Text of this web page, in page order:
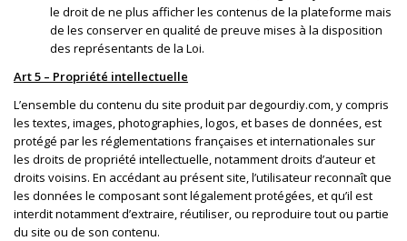
le droit de ne plus afficher les contenus de la plateforme mais
de les conserver en qualité de preuve mises à la disposition
des représentants de la Loi.
Art 5 – Propriété intellectuelle
L’ensemble du contenu du site produit par degourdiy.com, y compris
les textes, images, photographies, logos, et bases de données, est
protégé par les réglementations françaises et internationales sur
les droits de propriété intellectuelle, notamment droits d’auteur et
droits voisins. En accédant au présent site, l’utilisateur reconnaît que
les données le composant sont légalement protégées, et qu’il est
interdit notamment d’extraire, réutiliser, ou reproduire tout ou partie
du site ou de son contenu.